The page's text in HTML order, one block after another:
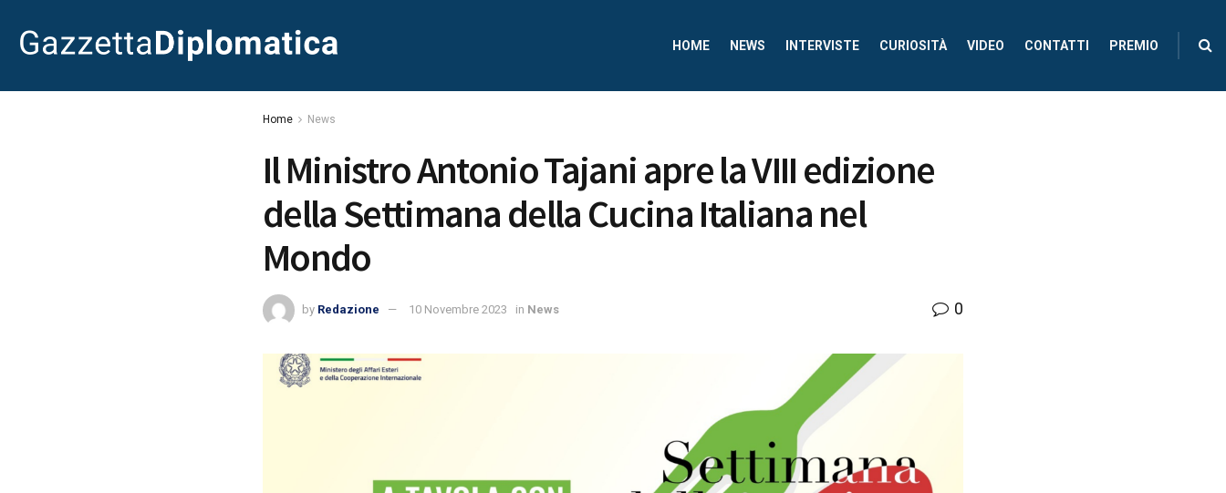
HOME NEWS INTERVISTE CURIOSITÀ VIDEO CONTATTI PREMIO
Home News
Il Ministro Antonio Tajani apre la VIII edizione
della Settimana della Cucina Italiana nel
Mondo
by Redazione 10 Novembre 2023 in News 0